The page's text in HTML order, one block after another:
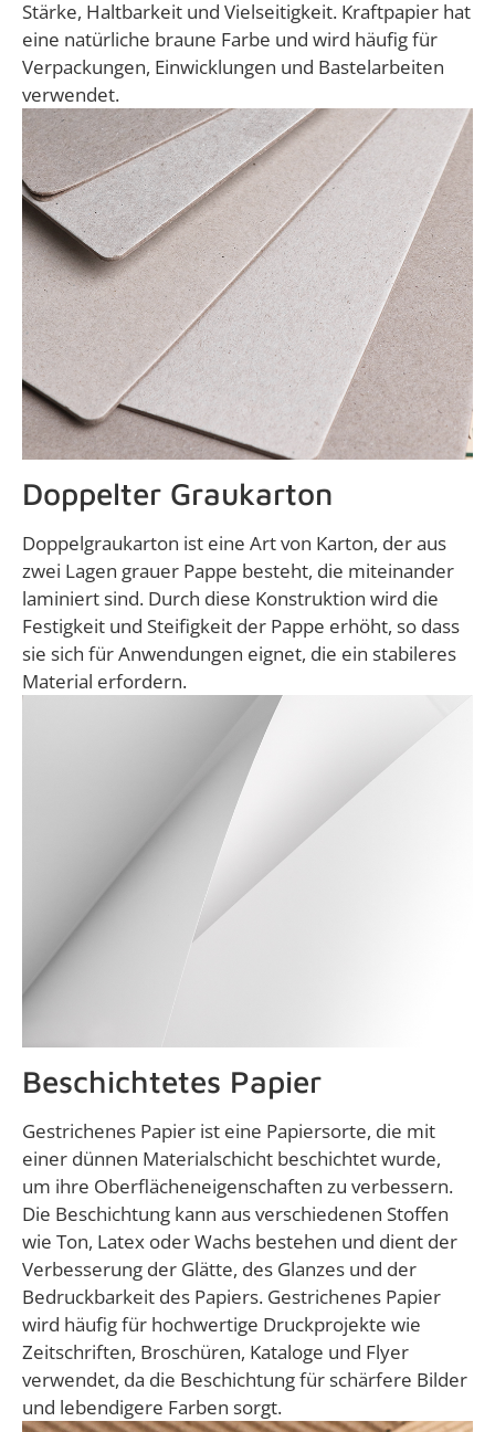
Stärke, Haltbarkeit und Vielseitigkeit. Kraftpapier hat
eine natürliche braune Farbe und wird häufig für
Verpackungen, Einwicklungen und Bastelarbeiten
verwendet.
Doppelter Graukarton
Doppelgraukarton ist eine Art von Karton, der aus
zwei Lagen grauer Pappe besteht, die miteinander
laminiert sind. Durch diese Konstruktion wird die
Festigkeit und Steifigkeit der Pappe erhöht, so dass
sie sich für Anwendungen eignet, die ein stabileres
Material erfordern.
Beschichtetes Papier
Gestrichenes Papier ist eine Papiersorte, die mit
einer dünnen Materialschicht beschichtet wurde,
um ihre Oberflächeneigenschaften zu verbessern.
Die Beschichtung kann aus verschiedenen Stoffen
wie Ton, Latex oder Wachs bestehen und dient der
Verbesserung der Glätte, des Glanzes und der
Bedruckbarkeit des Papiers. Gestrichenes Papier
wird häufig für hochwertige Druckprojekte wie
Zeitschriften, Broschüren, Kataloge und Flyer
verwendet, da die Beschichtung für schärfere Bilder
und lebendigere Farben sorgt.